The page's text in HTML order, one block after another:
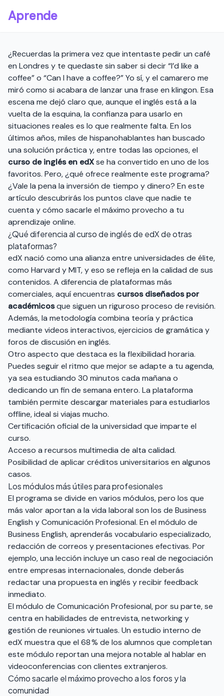
Aprende
¿Recuerdas la primera vez que intentaste pedir un café
en Londres y te quedaste sin saber si decir “I’d like a
coffee” o “Can I have a coffee?” Yo sí, y el camarero me
miró como si acabara de lanzar una frase en klingon. Esa
escena me dejó claro que, aunque el inglés está a la
vuelta de la esquina, la confianza para usarlo en
situaciones reales es lo que realmente falta. En los
últimos años, miles de hispanohablantes han buscado
una solución práctica y, entre todas las opciones, el
curso de inglés en edXse ha convertido en uno de los
favoritos. Pero, ¿qué ofrece realmente este programa?
¿Vale la pena la inversión de tiempo y dinero? En este
artículo descubrirás los puntos clave que nadie te
cuenta y cómo sacarle el máximo provecho a tu
aprendizaje online.
¿Qué diferencia al curso de inglés de edX de otras
plataformas?
edX nació como una alianza entre universidades de élite,
como Harvard y MIT, y eso se refleja en la calidad de sus
contenidos. A diferencia de plataformas más
comerciales, aquí encuentras cursos diseñados por
académicosque siguen un riguroso proceso de revisión.
Además, la metodología combina teoría y práctica
mediante videos interactivos, ejercicios de gramática y
foros de discusión en inglés.
Otro aspecto que destaca es la flexibilidad horaria.
Puedes seguir el ritmo que mejor se adapte a tu agenda,
ya sea estudiando 30 minutos cada mañana o
dedicando un fin de semana entero. La plataforma
también permite descargar materiales para estudiarlos
offline, ideal si viajas mucho.
Certificación oficial de la universidad que imparte el
curso.
Acceso a recursos multimedia de alta calidad.
Posibilidad de aplicar créditos universitarios en algunos
casos.
Los módulos más útiles para profesionales
El programa se divide en varios módulos, pero los que
más valor aportan a la vida laboral son los de Business
English y Comunicación Profesional. En el módulo de
Business English, aprenderás vocabulario especializado,
redacción de correos y presentaciones efectivas. Por
ejemplo, una lección incluye un caso real de negociación
entre empresas internacionales, donde deberás
redactar una propuesta en inglés y recibir feedback
inmediato.
El módulo de Comunicación Profesional, por su parte, se
centra en habilidades de entrevista, networking y
gestión de reuniones virtuales. Un estudio interno de
edX muestra que el 68 % de los alumnos que completan
este módulo reportan una mejora notable al hablar en
videoconferencias con clientes extranjeros.
Cómo sacarle el máximo provecho a los foros y la
comunidad